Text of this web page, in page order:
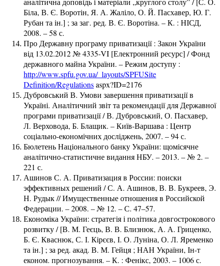
Біла, В. Є. Воротін, Я. А. Жаліло, О. Й. Пасхавер, Ю. Г.
Рубан та ін.] ; за заг. ред. В. Є. Воротіна. – К. : НІСД,
2008. – 58 с.
Про Державну програму приватизації : Закон України
від 13.02.2012 № 4335-VI [Електронний ресурс] / Фонд
державного майна України. – Режим доступу :
http://www.spfu.gov.ua/_layouts/SPFUSite
Definition/Regulationsaspx?ID=2176
Дубровський В. Умови завершення приватизації в
Україні. Аналітичний звіт та рекомендації для Державної
програми приватизації / В. Дубровський, О. Пасхавер,
Л. Верховода, Б. Блащик. – Київ-Варшава : Центр
соціально-економічних досліджень, 2007. – 94 с.
Бюлетень Національного банку України: щомісячне
аналітично-статистичне видання НБУ. – 2013. – № 2. –
221 с.
Ашинов С. А. Приватизация в России: поиски
эффективных решений / С. А. Ашинов, В. В. Букреев, Э.
Н. Рудык // Имущественные отношения в Российской
Федерации. – 2008. – № 12. – С. 47–57.
Економіка України: стратегія і політика довгострокового
розвитку / [В. М. Геєць, В. В. Близнюк, А. А. Гриценко,
Б. Є. Кваснюк, С. І. Кірєєв, І. О. Луніна, О. Л. Яременко
та ін.] ; за ред. акад. В. М. Гейця ; НАН України, Ін-т
економ. прогнозування. – К. : Фенікс, 2003. – 1006 с.